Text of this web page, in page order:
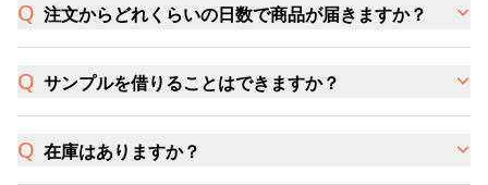
注文からどれくらいの日数で商品が届きますか？
サンプルを借りることはできますか？
在庫はありますか？